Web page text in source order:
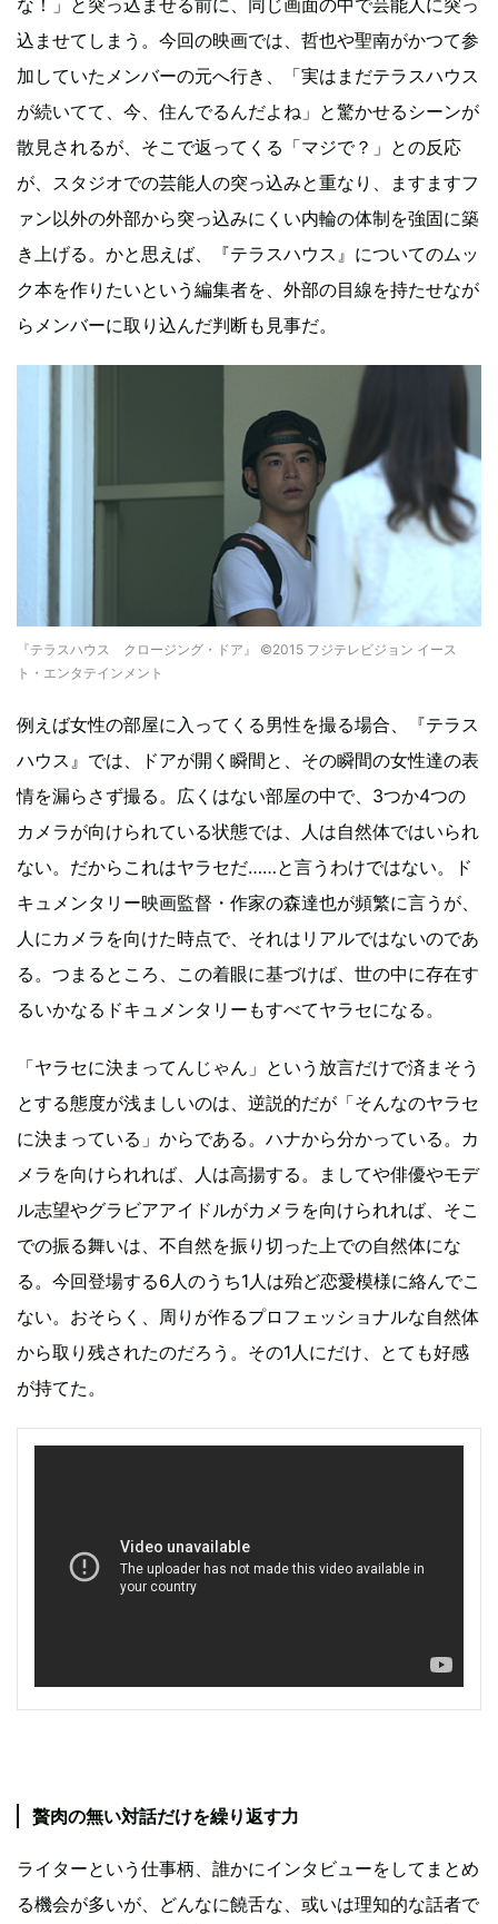
な！」と突っ込ませる前に、同じ画面の中で芸能人に突っ
込ませてしまう。今回の映画では、哲也や聖南がかつて参
加していたメンバーの元へ行き、「実はまだテラスハウス
が続いてて、今、住んでるんだよね」と驚かせるシーンが
散見されるが、そこで返ってくる「マジで？」との反応
が、スタジオでの芸能人の突っ込みと重なり、ますますフ
ァン以外の外部から突っ込みにくい内輪の体制を強固に築
き上げる。かと思えば、『テラスハウス』についてのムッ
ク本を作りたいという編集者を、外部の目線を持たせなが
らメンバーに取り込んだ判断も見事だ。
『テラスハウス クロージング・ドア』 ©2015 フジテレビジョン イース
ト・エンタテインメント
例えば女性の部屋に入ってくる男性を撮る場合、『テラス
ハウス』では、ドアが開く瞬間と、その瞬間の女性達の表
情を漏らさず撮る。広くはない部屋の中で、3つか4つの
カメラが向けられている状態では、人は自然体ではいられ
ない。だからこれはヤラセだ……と言うわけではない。ド
キュメンタリー映画監督・作家の森達也が頻繁に言うが、
人にカメラを向けた時点で、それはリアルではないのであ
る。つまるところ、この着眼に基づけば、世の中に存在す
るいかなるドキュメンタリーもすべてヤラセになる。
「ヤラセに決まってんじゃん」という放言だけで済まそう
とする態度が浅ましいのは、逆説的だが「そんなのヤラセ
に決まっている」からである。ハナから分かっている。カ
メラを向けられれば、人は高揚する。ましてや俳優やモデ
ル志望やグラビアアイドルがカメラを向けられれば、そこ
での振る舞いは、不自然を振り切った上での自然体にな
る。今回登場する6人のうち1人は殆ど恋愛模様に絡んでこ
ない。おそらく、周りが作るプロフェッショナルな自然体
から取り残されたのだろう。その1人にだけ、とても好感
が持てた。
贅肉の無い対話だけを繰り返す力
ライターという仕事柄、誰かにインタビューをしてまとめ
る機会が多いが、どんなに饒舌な、或いは理知的な話者で